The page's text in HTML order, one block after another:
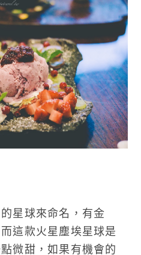
星球來命名，有金
這款火星塵埃星球是
微甜，如果有機會的